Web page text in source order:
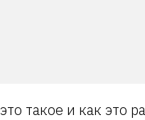
такое и как это